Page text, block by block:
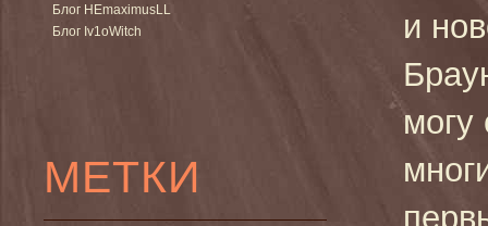
Блог HEmaximusLL
Блог Iv1oWitch
МЕТКИ
и
могу